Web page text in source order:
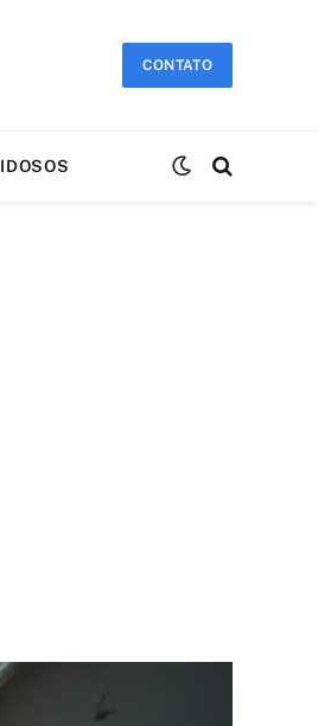
CONTATO
IDOSOS